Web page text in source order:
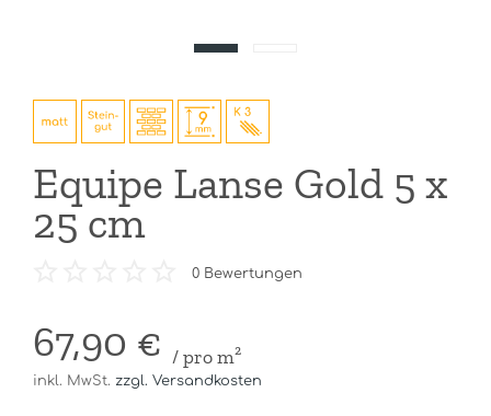
Equipe Lanse Gold 5 x
25 cm
0 Bewertungen
67,90 € / pro m²
inkl. MwSt. zzgl. Versandkosten